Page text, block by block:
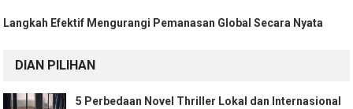
Langkah Efektif Mengurangi Pemanasan Global Secara Nyata
DIAN PILIHAN
5 Perbedaan Novel Thriller Lokal dan Internasional